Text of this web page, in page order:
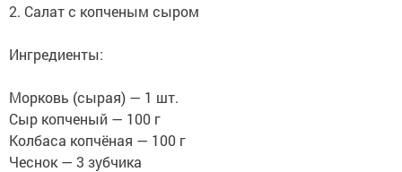
2. Салат с копченым сыром
Ингредиенты:
Морковь (сырая) — 1 шт.
Сыр копченый — 100 г
Колбаса копчёная — 100 г
Чеснок — 3 зубчика